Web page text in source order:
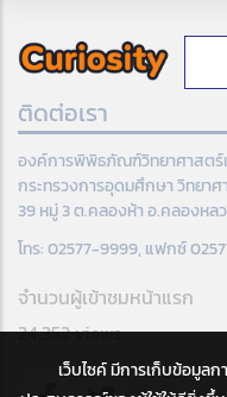
ติดต่อเรา
องค์การพิพิธภัณฑ์วิทยาศาสตร์
กระทรวงการอุดมศึกษา วิทยา
39 หมู่ 3 ต.คลองห้า อ.คลองหล
โทร: 02577-9999, แฟกซ์
จำนวนผู้เข้าชมหน้าแรก
24,352 views
เว็บไซค์ มีการเก็บข้อมูล